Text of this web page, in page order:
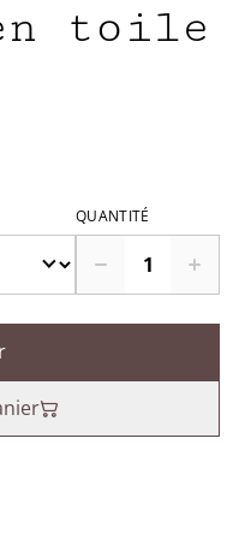
toile
QUANTITÉ